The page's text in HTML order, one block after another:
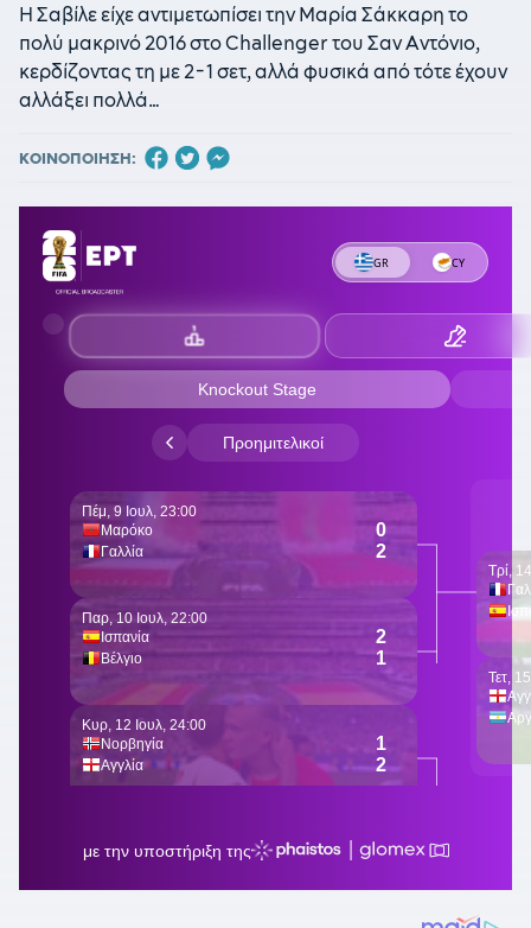
Η Σαβίλε είχε αντιμετωπίσει την Μαρία Σάκκαρη το
πολύ μακρινό 2016 στο Challenger του Σαν Αντόνιο,
κερδίζοντας τη με 2-1 σετ, αλλά φυσικά από τότε έχουν
αλλάξει πολλά…
ΚΟΙΝΟΠΟΙΗΣΗ: